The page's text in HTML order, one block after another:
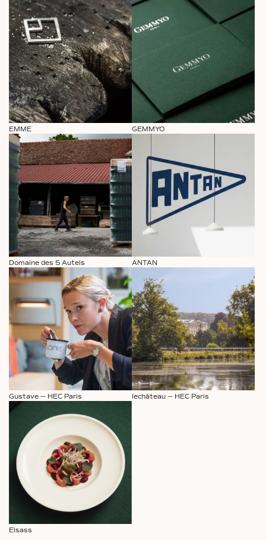
EMME GEMMYO
Domaine des 5 Autels ANTAN
Gustave — HEC Paris lechâteau — HEC Paris
Elsass